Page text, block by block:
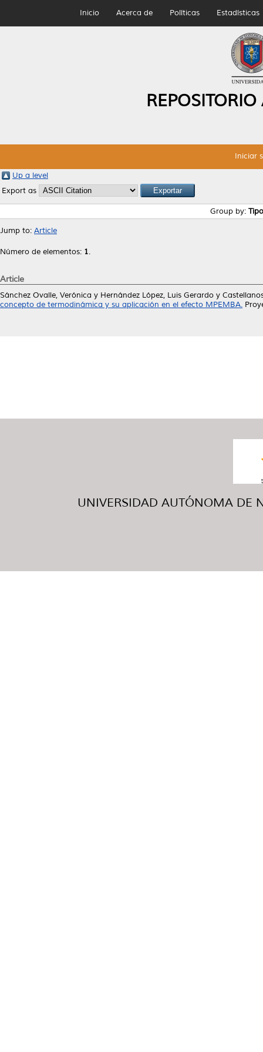
Inicio Acerca de Políticas Estadísticas
Iniciar
Up a level
Export as
Group by:
Jump to: Article
Número de elementos: 1.
Article
Sánchez Ovalle, Verónica y Hernández López, Luis Gerardo y
concepto de termodinámica y su aplicación en el efecto MPEMBA.
UNIVERSIDAD AUTÓNOMA DE